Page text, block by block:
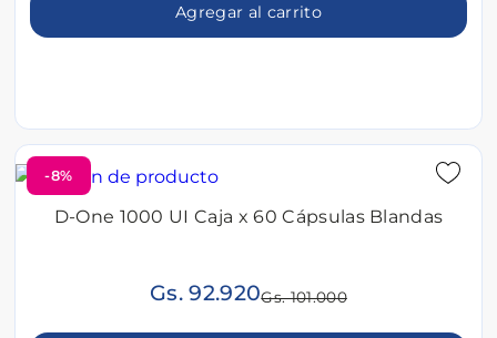
Agregar al carrito
-8%
D-One 1000 UI Caja x 60 Cápsulas Blandas
Gs. 92.920Gs. 101.000